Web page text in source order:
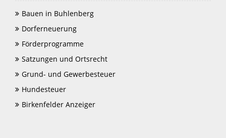
Bauen in Buhlenberg
Dorferneuerung
Förderprogramme
Satzungen und Ortsrecht
Grund- und Gewerbesteuer
Hundesteuer
Birkenfelder Anzeiger